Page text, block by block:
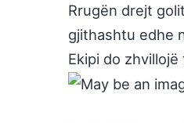
Rrugën drejt
gjithashtu edhe
Ekipi do zhvillojë